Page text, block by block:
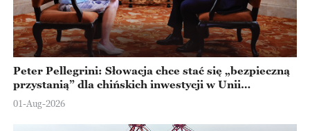
Peter Pellegrini: Słowacja chce stać się „bezpieczną
przystanią” dla chińskich inwestycji w Unii
Europejskiej
01-Aug-2026